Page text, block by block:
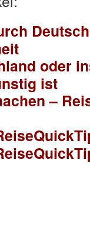
oder
ist
–